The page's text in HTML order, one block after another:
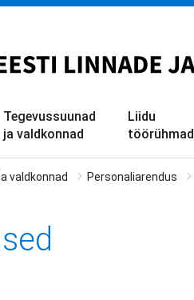
Tegevussuunad
ja valdkonnad
Liidu
töörühmad
valdkonnad Personaliarendus